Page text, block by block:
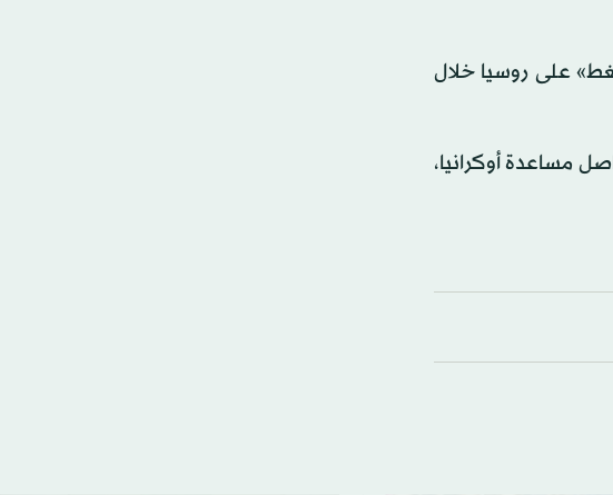
على روسيا خلال
مساعدة أوكرانيا،